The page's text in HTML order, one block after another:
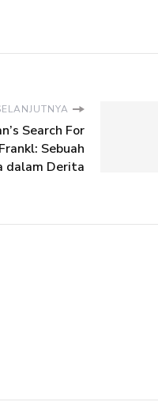
Search For
Sebuah
dalam Derita